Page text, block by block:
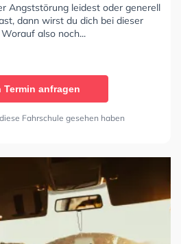
Angststörung leidest oder generell
dann wirst du dich bei dieser
also noch...
Termin anfragen
Fahrschule gesehen haben